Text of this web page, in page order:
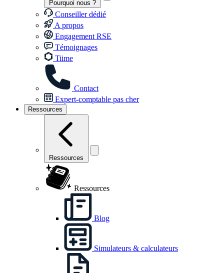
Pourquoi nous ?
Conseiller dédié
A propos
Engagement RSE
Témoignages
Tiime
Contact
Expert-comptable pas cher
Ressources
Ressources
Ressources
Blog
Simulateurs & calculateurs